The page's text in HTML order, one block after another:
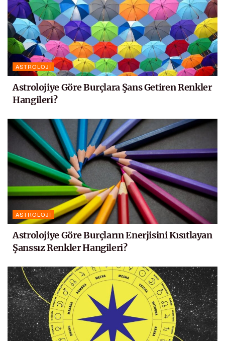
ASTROLOJI
Astrolojiye Göre Burçlara Şans Getiren Renkler
Hangileri?
ASTROLOJI
Astrolojiye Göre Burçların Enerjisini Kısıtlayan
Şanssız Renkler Hangileri?